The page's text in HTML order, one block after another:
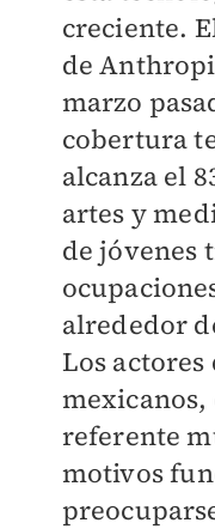
creciente.
de
marzo
cobertura
alcanza el
artes y
de jóvenes
alrededor
Los
mexicanos,
referente
motivos